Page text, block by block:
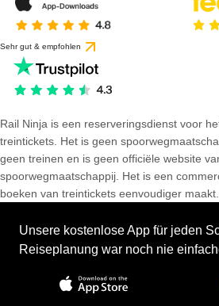
Sehr gut & empfohlen
Rail Ninja is een reserveringsdienst voor
treintickets. Het is geen
geen treinen en is geen officiële website
spoorwegmaatschappij. Het is een
boeken van treintickets eenvoudiger maakt.
Unsere kostenlose App für jeden
Reiseplanung war noch nie